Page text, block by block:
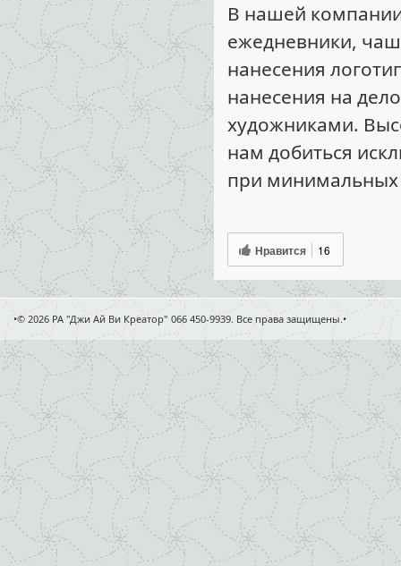
В нашей
ежедневники,
нанесения
нанесения на
художниками.
нам добиться
при минимальных
Нравится 16
•© 2026 РА "Джи Ай Ви Креатор" 066 450-9939. Все права защищены.•